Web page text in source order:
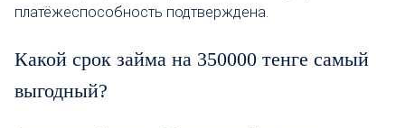
платёжеспособность подтверждена.
Какой срок займа на 350000 тенге самый
выгодный?